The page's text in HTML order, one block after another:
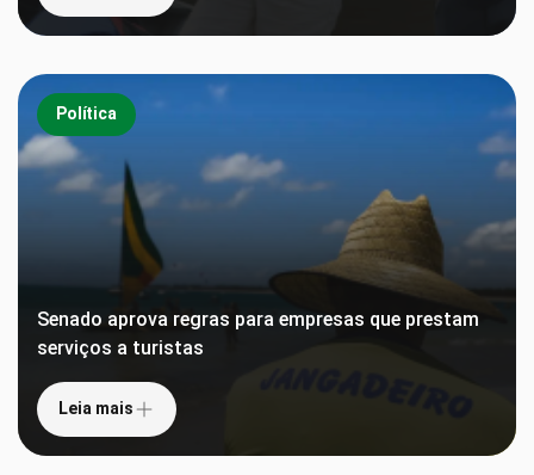
Política
Senado aprova regras para empresas que prestam
serviços a turistas
Leia mais